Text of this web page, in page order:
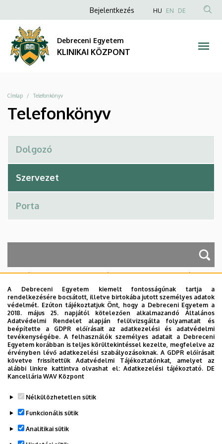
A Debreceni Egyetem kiemelt fontosságúnak tartja a
rendelkezésére bocsátott, illetve birtokába jutott személyes adatok
védelmét. Ezúton tájékoztatjuk Önt, hogy a Debreceni Egyetem a
2018. május 25. napjától kötelezően alkalmazandó Általános
Adatvédelmi Rendelet alapján felülvizsgálta folyamatait és
beépítette a GDPR előírásait az adatkezelési és adatvédelmi
tevékenységébe. A felhasználók személyes adatait a Debreceni
Egyetem korábban is teljes körültekintéssel kezelte, megfelelve az
érvényben lévő adatkezelési szabályozásoknak. A GDPR előírásait
követve frissítettük Adatvédelmi Tájékoztatónkat, amelyet az
alábbi linkre kattintva olvashat el:Adatkezelési tájékoztató. DE
Kancellária WAV Központ
Nélkülözhetetlen sütik
Funkcionális sütik
Analitikai sütik
Telefonkönyv
KLINIKAI
KÖZPONT
a
tartalomra
Anonim
fiók
menüje
Bejelentkezés HU EN DE
Debreceni Egyetem
KLINIKAI KÖZPONT
Morzsa
Címlap Telefonkönyv
Telefonkönyv
A keresés a következőkre működik: Név, Munkahely (szervezeti egység),
Szervezetek
Nincs találat.
Dolgozói adatmódosítás igénylése a DE
telefonkönyvében|Külső személyek rögzítése a
DE telefonkönyvében| Súgó|Hibabejelentés